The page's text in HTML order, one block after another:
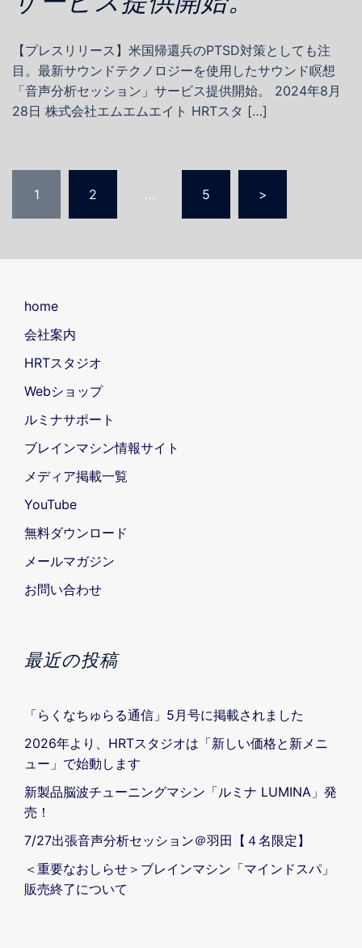
【プレスリリース】米国帰還兵のPTSD対策としても注
目。最新サウンドテクノロジーを使用したサウンド瞑想
「音声分析セッション」サービス提供開始。 2024年8月
28日 株式会社エムエムエイト HRTスタ […]
稿
ー
ジ
送
り
1 2 … 5 >
home
会社案内
HRTスタジオ
Webショップ
ルミナサポート
ブレインマシン情報サイト
メディア掲載一覧
YouTube
無料ダウンロード
メールマガジン
お問い合わせ
最近の投稿
「らくなちゅらる通信」5月号に掲載されました
2026年より、HRTスタジオは「新しい価格と新メニ
ュー」で始動します
新製品脳波チューニングマシン「ルミナ LUMINA」発
売！
7/27出張音声分析セッション＠羽田【４名限定】
＜重要なおしらせ＞ブレインマシン「マインドスパ」
販売終了について